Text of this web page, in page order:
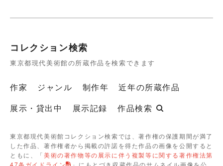
コレクション検索
東京都現代美術館の所蔵作品を検索できます
作家 ジャンル 制作年
近年の所蔵作品
展示・貸出中
展示記録 作品検索
東京都現代美術館コレクション検索では、著作権の保護期間が満了
した作品、著作権者から掲載の許諾を得た作品の画像を公開すると
ともに、「美術の著作物等の展示に伴う複製等に関する著作権法第
47条ガイドライン
」にもとづき収蔵作品のサムネイル画像を公